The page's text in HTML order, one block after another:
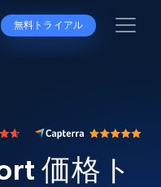
無料トライアル
価格ト